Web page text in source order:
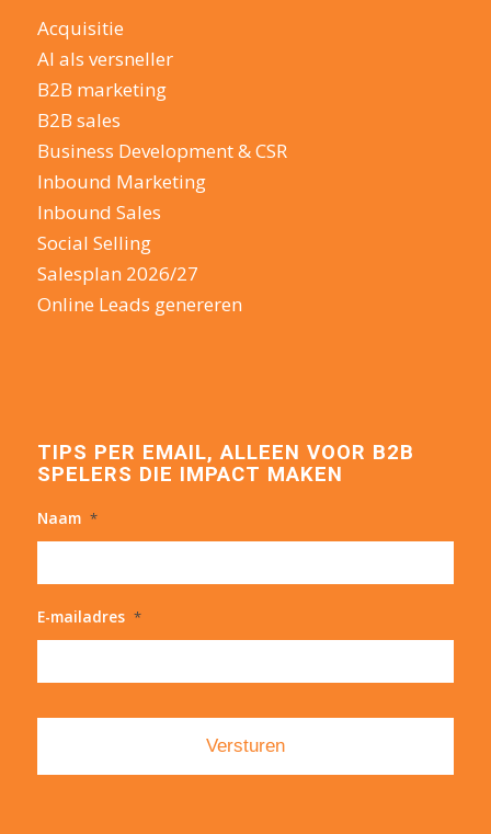
Acquisitie
AI als versneller
B2B marketing
B2B sales
Business Development & CSR
Inbound Marketing
Inbound Sales
Social Selling
Salesplan 2026/27
Online Leads genereren
TIPS PER EMAIL, ALLEEN VOOR B2B
SPELERS DIE IMPACT MAKEN
Naam *
E-mailadres *